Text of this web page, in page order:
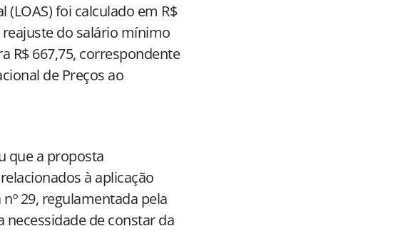
(LOAS) foi calculado em R$
reajuste do salário mínimo
R$ 667,75, correspondente
de Preços ao
que a proposta
à aplicação
29, regulamentada pela
necessidade de constar da